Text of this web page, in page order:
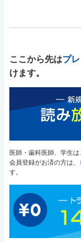
ここから先はプ
けます。
医師・歯科医師、学生は
会員登録がお済の方は、
す。